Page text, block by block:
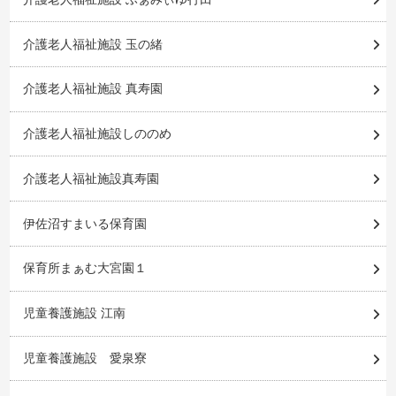
介護老人福祉施設 玉の緒
介護老人福祉施設 真寿園
介護老人福祉施設しののめ
介護老人福祉施設真寿園
伊佐沼すまいる保育園
保育所まぁむ大宮園１
児童養護施設 江南
児童養護施設 愛泉寮